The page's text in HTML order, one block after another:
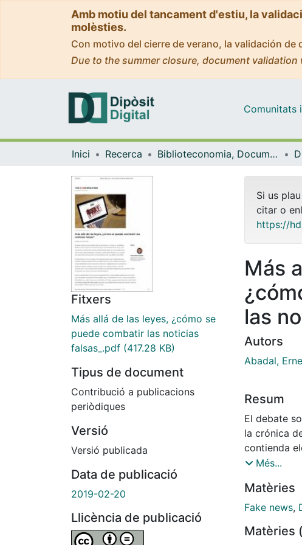
Amb motiu del tancament d'estiu, la
molèsties.
Con motivo del cierre de verano, la validación
Due to the summer closure, document
Comunitats
Inici Recerca Biblioteconomia, Documentació i Comunicació Audiovisual
Fitxers
Más allá de las leyes, ¿cómo se
puede combatir las noticias
falsas_.pdf (417.28 KB)
Tipus de document
Contribució a publicacions
periòdiques
Versió
Versió publicada
Data de publicació
2019-02-20
Llicència de publicació
Si us
citar o
https://
Más
las
Autors
Abadal,
Resum
El debate
la crónica
contienda
mantenido
en Francia,
Més...
Matèries
Fake news,
Matèries